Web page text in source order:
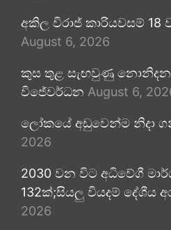
අකිල විරාජ් කාරියවසම් 18
August 6, 2026
කුස තුළ සැඟවුණු නොනිදන
විජේවර්ධන August 6,
ලෝකයේ අඩුවෙන්ම නිදා
2026
2030 වන විට අධිවේගී
132ක්;සියලු වියදම් දේශීය
2026